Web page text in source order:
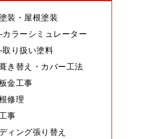
装・屋根塗装
カラーシミュレーター
取り扱い塗料
き替え・カバー工法
金工事
修理
事
ィング張り替え